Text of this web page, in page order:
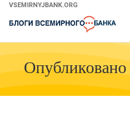
Skip
Main
VSEMIRNYJBANK.ORG
Опубликовано